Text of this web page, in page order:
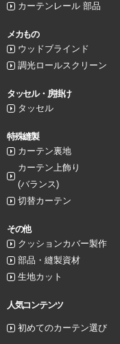
カーテンレール 部品
メカもの
ウッドブラインド
調光ロールスクリーン
タッセル・房掛け
タッセル
特殊縫製
カーテン裏地
カーテン上飾り
(バランス)
切替カーテン
その他
クッションカバー製作
部品・縫製資材
生地カット
人気コンテンツ
初めてのカーテン選び